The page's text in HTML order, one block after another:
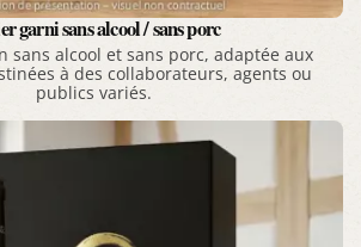
garni sans alcool / sans porc
sans alcool et sans porc, adaptée aux
à des collaborateurs, agents ou
publics variés.